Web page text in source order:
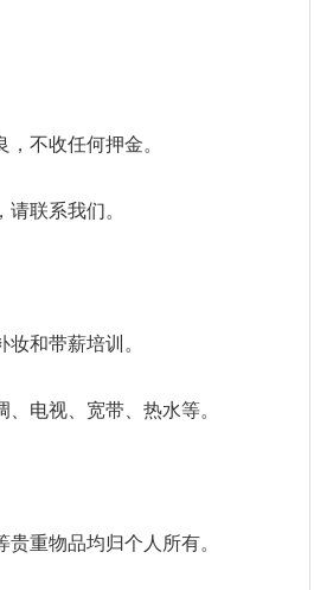
不收任何押金。
联系我们。
和带薪培训。
电视、宽带、热水等。
重物品均归个人所有。